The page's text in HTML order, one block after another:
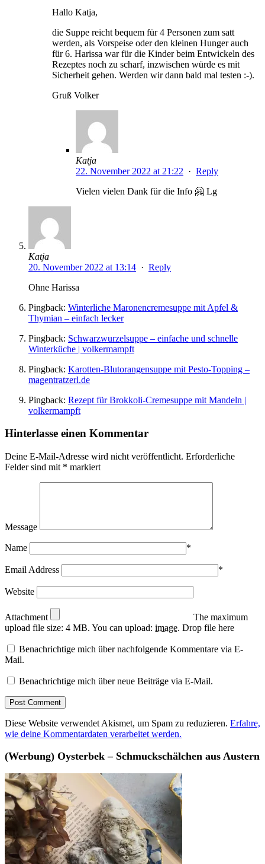
Hallo Katja,
die Suppe reicht bequem für 4 Personen zum satt
werden, als Vorspeise oder den kleinen Hunger auch
für 6. Harissa war für die Kinder beim Entwickeln des
Rezeptes noch zu scharf, inzwischen würde es mit
Sicherheit gehen. Werden wir dann bald mal testen :-).
Gruß Volker
Katja
22. November 2022 at 21:22 · Reply
Vielen vielen Dank für die Info 🤗 Lg
Katja
20. November 2022 at 13:14 · Reply
Ohne Harissa
Pingback: Winterliche Maronencremesuppe mit Apfel &
Thymian – einfach lecker
Pingback: Schwarzwurzelsuppe – einfache und schnelle
Winterküche | volkermampft
Pingback: Karotten-Blutorangensuppe mit Pesto-Topping –
magentratzerl.de
Pingback: Rezept für Brokkoli-Cremesuppe mit Mandeln |
volkermampft
Hinterlasse einen Kommentar
Deine E-Mail-Adresse wird nicht veröffentlicht. Erforderliche
Felder sind mit * markiert
Message
Name *
Email Address *
Website
Attachment
The maximum
upload file size: 4 MB. You can upload: image. Drop file here
Benachrichtige mich über nachfolgende Kommentare via E-
Mail.
Benachrichtige mich über neue Beiträge via E-Mail.
Diese Website verwendet Akismet, um Spam zu reduzieren. Erfahre,
wie deine Kommentardaten verarbeitet werden.
(Werbung) Oysterbek – Schmuckschälchen aus Austern